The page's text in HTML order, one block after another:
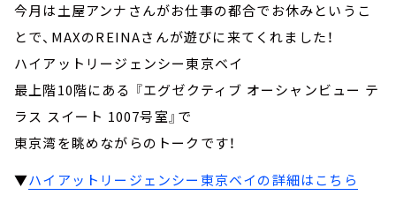
今月は土屋アンナさんがお仕事の都合でお休みというこ
とで、MAXのREINAさんが遊びに来てくれました！
ハイアットリージェンシー東京ベイ
最上階10階にある 『エグゼクティブ オーシャンビュー テ
ラス スイート 1007号室』で
東京湾を眺めながらのトークです！
▼ハイアットリージェンシー東京ベイの詳細はこちら